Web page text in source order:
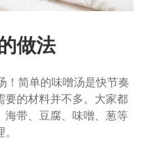
做法
！简单的味噌汤是快节奏
要的材料并不多。大家都
海带、豆腐、味噌、葱等